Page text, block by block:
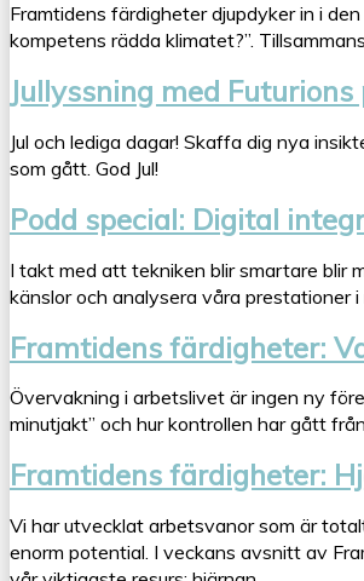
Framtidens färdigheter djupdyker in i
kompetens rädda klimatet?”.
Jullyssning med
Jul och lediga dagar! Skaffa dig nya
som gått. God Jul!
Podd special: Digital
I takt med att tekniken blir smartare blir
känslor och analysera våra prestationer
Framtidens färdigheter:
Övervakning i arbetslivet är ingen ny
minutjakt” och hur kontrollen har gått
Framtidens färdigheter:
Vi har utvecklat arbetsvanor som är
enorm potential. I veckans avsnitt av